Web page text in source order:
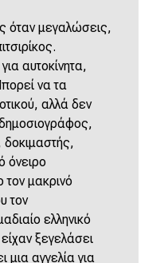
όταν μεγαλώσεις,
αυτοκίνητα,
να τα
αλλά δεν
δοκιμαστής,
όνειρο
τον μακρινό
τον
ελληνικό
ξεγελάσει
μια αγγελία για